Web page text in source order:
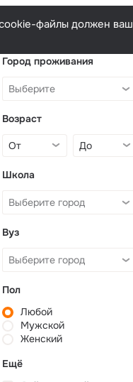
файлы должен ваш
Город проживания
Возраст
Школа
Вуз
Пол
Любой
Мужской
Женский
Ещё